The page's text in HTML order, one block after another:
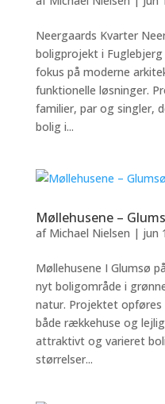
Neergaards Kvarter
boligprojekt i
fokus på moderne
funktionelle løsninger.
familier, par og singler,
bolig i...
Møllehusene –
af Michael Nielsen | jun
Møllehusene I Glumsø
nyt boligområde i
natur. Projektet
både rækkehuse og
attraktivt og varieret
størrelser...